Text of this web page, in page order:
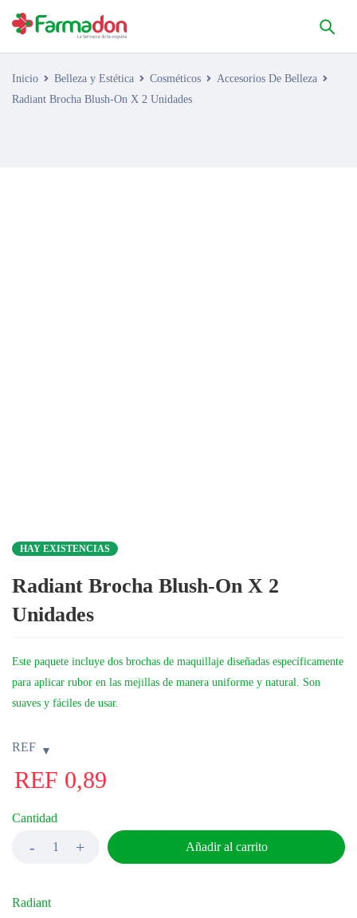
Inicio Belleza y Estética Cosméticos
Accesorios De Belleza
Radiant Brocha Blush-On X 2 Unidades
HAY EXISTENCIAS
Radiant Brocha Blush-On X 2
Unidades
Este paquete incluye dos brochas de maquillaje diseñadas específicamente
para aplicar rubor en las mejillas de manera uniforme y natural. Son
suaves y fáciles de usar.
REF
REF 0,89
Cantidad
Añadir al carrito
Radiant